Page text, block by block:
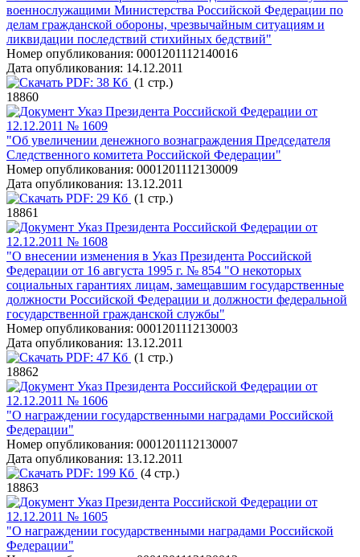
военнослужащими Министерства Российской Федерации по
делам гражданской обороны, чрезвычайным ситуациям и
ликвидации последствий стихийных бедствий"
Номер опубликования: 0001201112140016
Дата опубликования: 14.12.2011
PDF: 38 Кб (1 стр.)
18860
Указ Президента Российской Федерации от
12.12.2011 № 1609
"Об увеличении денежного вознаграждения Председателя
Следственного комитета Российской Федерации"
Номер опубликования: 0001201112130009
Дата опубликования: 13.12.2011
PDF: 29 Кб (1 стр.)
18861
Указ Президента Российской Федерации от
12.12.2011 № 1608
"О внесении изменения в Указ Президента Российской
Федерации от 16 августа 1995 г. № 854 "О некоторых
социальных гарантиях лицам, замещавшим государственные
должности Российской Федерации и должности федеральной
государственной гражданской службы"
Номер опубликования: 0001201112130003
Дата опубликования: 13.12.2011
PDF: 47 Кб (1 стр.)
18862
Указ Президента Российской Федерации от
12.12.2011 № 1606
"О награждении государственными наградами Российской
Федерации"
Номер опубликования: 0001201112130007
Дата опубликования: 13.12.2011
PDF: 199 Кб (4 стр.)
18863
Указ Президента Российской Федерации от
12.12.2011 № 1605
"О награждении государственными наградами Российской
Федерации"